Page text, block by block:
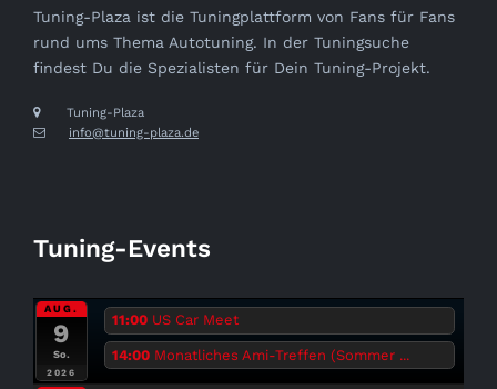
Tuning-Plaza ist die Tuningplattform von Fans für Fans
rund ums Thema Autotuning. In der Tuningsuche
findest Du die Spezialisten für Dein Tuning-Projekt.
Tuning-Plaza
info@tuning-plaza.de
Tuning-Events
AUG.
9
So.
2026
11:00 US Car Meet
14:00 Monatliches Ami-Treffen (Sommer ...